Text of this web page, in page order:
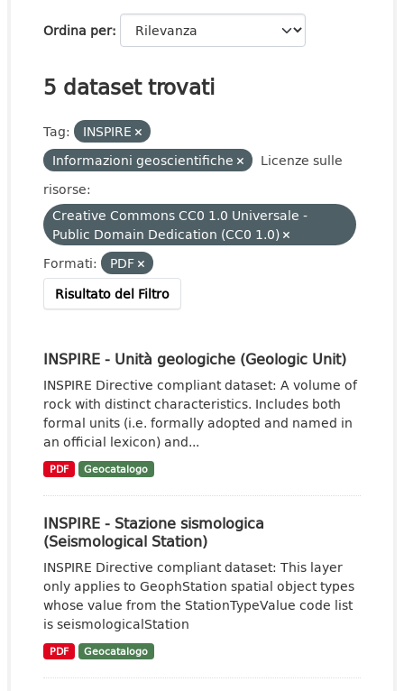
Ordina per
5 dataset trovati
Tag:
INSPIRE
Informazioni geoscientifiche
Licenze sulle
risorse:
Creative Commons CC0 1.0 Universale -
Public Domain Dedication (CC0 1.0)
Formati:
PDF
Risultato del Filtro
INSPIRE - Unità geologiche (Geologic Unit)
INSPIRE Directive compliant dataset: A volume of
rock with distinct characteristics. Includes both
formal units (i.e. formally adopted and named in
an official lexicon) and...
PDF Geocatalogo
INSPIRE - Stazione sismologica
(Seismological Station)
INSPIRE Directive compliant dataset: This layer
only applies to GeophStation spatial object types
whose value from the StationTypeValue code list
is seismologicalStation
PDF Geocatalogo